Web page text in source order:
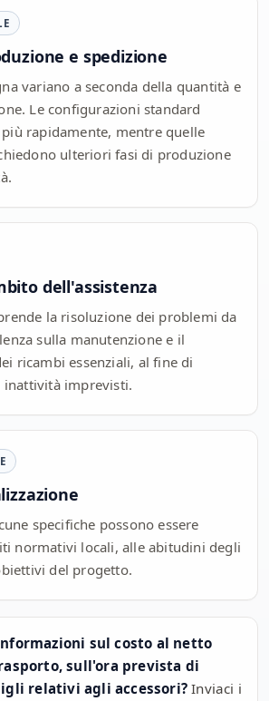
e spedizione
variano a seconda della quantità e
Le configurazioni standard
rapidamente, mentre quelle
ulteriori fasi di produzione
dell'assistenza
la risoluzione dei problemi da
sulla manutenzione e il
ricambi essenziali, al fine di
imprevisti.
specifiche possono essere
normativi locali, alle abitudini degli
del progetto.
sul costo al netto
sull'ora prevista di
relativi agli accessori? Inviaci i